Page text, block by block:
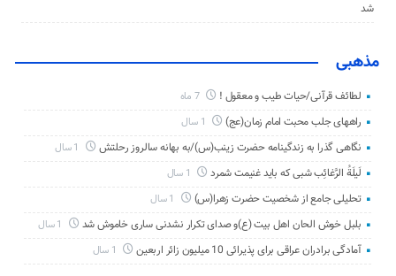
شد
مذهبی
لطائف قرآنی/حیات طیب و معقول ! 7 ماه
راههای جلب محبت امام زمان(عج)
نگاهی گذرا به زندگینامه حضرت زینب(س)/به بهانه سالروز رحلتش
لَیلَةُ الرَّغائِب شبی که باید غنیمت شمرد
تحلیلی جامع از شخصیت حضرت زهرا(س)
بلبل خوش الحان اهل بیت (ع)و صدای تکرار نشدنی ساری خاموش شد
آمادگی برادران عراقی برای پذیرائی 10 میلیون زائر اربعین